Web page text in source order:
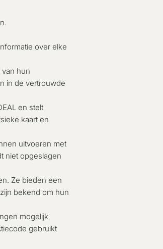
over elke
hun
in de vertrouwde
en stelt
kaart en
uitvoeren met
niet opgeslagen
Ze bieden een
bekend om hun
mogelijk
gebruikt